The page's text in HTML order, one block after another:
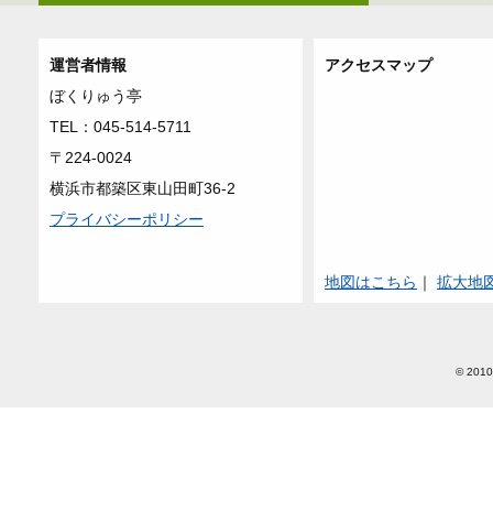
運営者情報
ぼくりゅう亭
TEL：045-514-5711
〒224-0024
横浜市都築区東山田町36-2
プライバシーポリシー
アクセスマップ
地図はこちら ｜ 拡大地
©